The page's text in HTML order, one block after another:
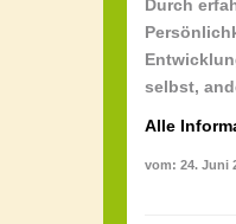
Durch
selbst,
Alle
vom: 24. Juni